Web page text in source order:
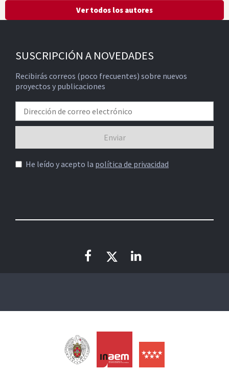
Ver todos los autores
SUSCRIPCIÓN A NOVEDADES
Recibirás correos (poco frecuentes) sobre nuevos
proyectos y publicaciones
He leído y acepto la política de privacidad